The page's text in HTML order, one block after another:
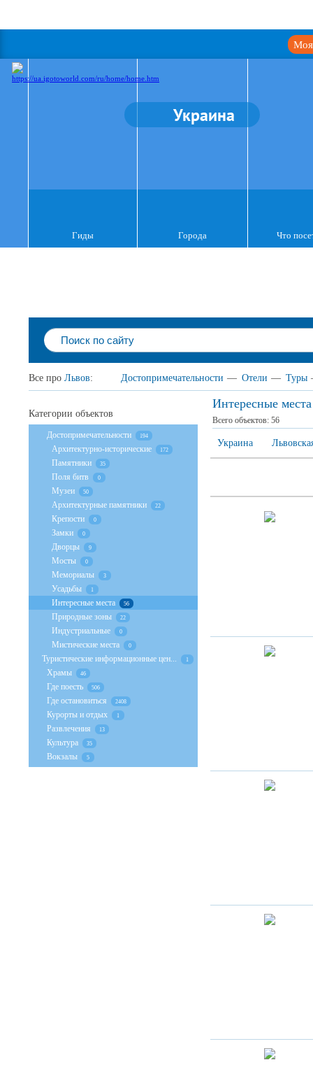
Моя
Украина
Гиды Города Что
Все про Львов: Достопримечательности — Отели — Туры
Интересные
Всего объектов: 56
Украина
Категории объектов
Достопримечательности 194
Архитектурно-исторические 172
Памятники 35
Поля битв 0
Музеи 50
Архитектурные памятники 22
Крепости 0
Замки 0
Дворцы 9
Мосты 0
Мемориалы 3
Усадьбы 1
Интересные места 56
Природные зоны 22
Индустриальные 0
Мистические места 0
Туристические информационные цен... 1
Храмы 46
Где поесть 506
Где остановиться 2408
Курорты и отдых 1
Развлечения 13
Культура 35
Вокзалы 5